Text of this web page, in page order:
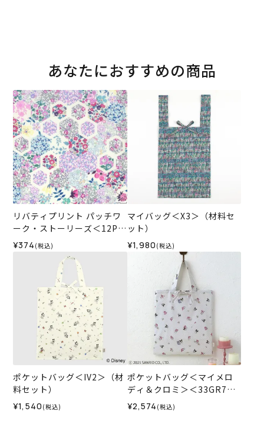
あなたにおすすめの商品
リバティプリント パッチワ
ーク・ストーリーズ＜12P＞
生地 （ホビーラホビーレオ
リジナル）2026SS
¥374 (税込)
マイバッグ＜X3＞（材料セ
ット）
¥1,980 (税込)
ポケットバッグ＜IV2＞（材
料セット）
¥1,540 (税込)
ポケットバッグ＜マイメロ
ディ＆クロミ＞＜33GR7＞
（材料セット）
¥2,574 (税込)